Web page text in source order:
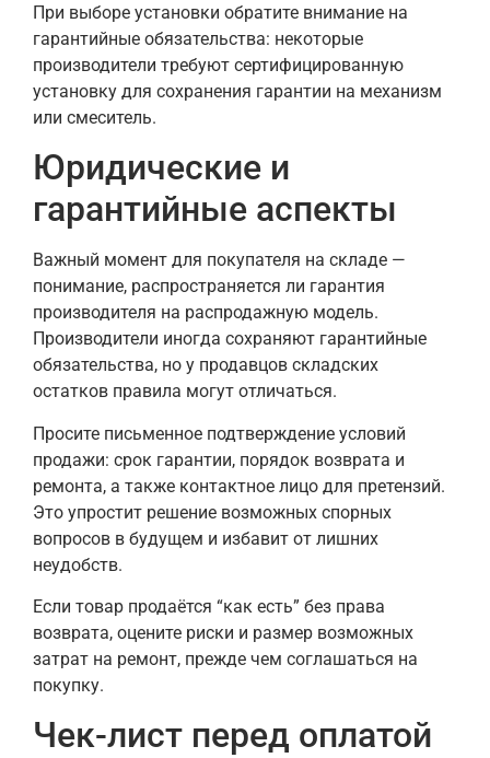
При выборе установки обратите внимание на
гарантийные обязательства: некоторые
производители требуют сертифицированную
установку для сохранения гарантии на механизм
или смеситель.
Юридические и
гарантийные аспекты
Важный момент для покупателя на складе —
понимание, распространяется ли гарантия
производителя на распродажную модель.
Производители иногда сохраняют гарантийные
обязательства, но у продавцов складских
остатков правила могут отличаться.
Просите письменное подтверждение условий
продажи: срок гарантии, порядок возврата и
ремонта, а также контактное лицо для претензий.
Это упростит решение возможных спорных
вопросов в будущем и избавит от лишних
неудобств.
Если товар продаётся “как есть” без права
возврата, оцените риски и размер возможных
затрат на ремонт, прежде чем соглашаться на
покупку.
Чек-лист перед оплатой